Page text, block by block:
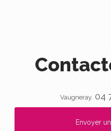
Vaugneray. 04
Envoyer